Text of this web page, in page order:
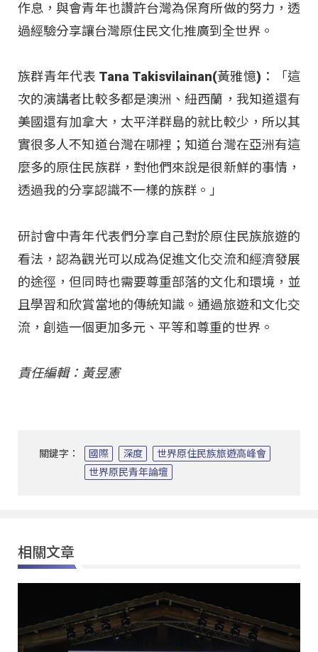
作息，與會青年也讚許台灣為保育所做的努力，透
過經驗分享讓台灣原住民文化推廣到全世界。
族群青年代表 Tana Takisvilainan(黃雅憶)：「這
次的演講者比較多都是澳洲、紐西蘭，我知道還有
美國還有加拿大，太平洋群島的就比較少，所以其
實很多人不知道台灣在哪裡；知道台灣在亞洲有這
麼多的原住民族群，對他們來說是很新鮮的事情，
透過我的分享認識不一樣的族群。」
研討會中青年代表們分享自己對於原住民族旅遊的
看法，認為觀光可以成為促進文化交流和經濟發展
的途徑，但同時也需要尊重部落的文化和環境，並
且學習和欣賞當地的傳統知識。通過旅遊和文化交
流，創造一個更加多元、平等和尊重的世界。
責任編輯：黃昱憲
關鍵字： 國際 深度
世界原住民族旅遊高峰會
世界原民青年論壇
相關文章